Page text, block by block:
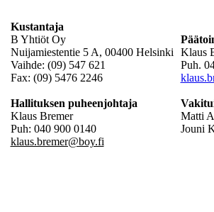
Kustantaja
B Yhtiöt Oy
Nuijamiestentie 5 A, 00400 Helsinki
Vaihde: (09) 547 621
Fax: (09) 5476 2246
Hallituksen puheenjohtaja
Klaus Bremer
Puh: 040 900 0140
klaus.bremer@boy.fi
Klaus
Puh.
Matti
Jouni